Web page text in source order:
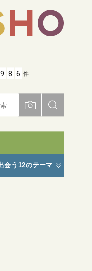
会う12のテーマ
9 8 6 件